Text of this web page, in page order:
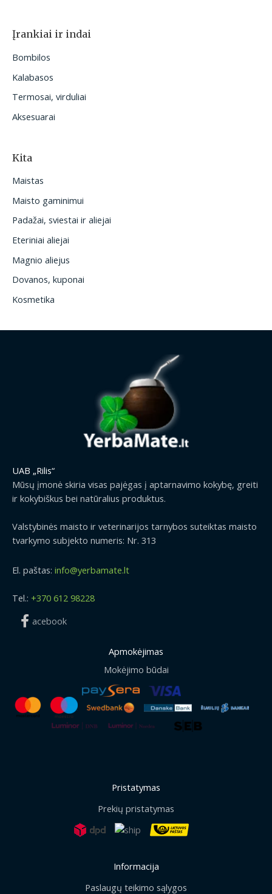
Įrankiai ir indai
Bombilos
Kalabasos
Termosai, virduliai
Aksesuarai
Kita
Maistas
Maisto gaminimui
Padažai, sviestai ir aliejai
Eteriniai aliejai
Magnio aliejus
Dovanos, kuponai
Kosmetika
UAB „Rilis“
Mūsų įmonė skiria visas pajėgas į aptarnavimo kokybę, greiti
ir kokybiškus bei natūralius produktus.
Valstybinės maisto ir veterinarijos tarnybos suteiktas maisto
tvarkymo subjekto numeris: Nr. 313
El. paštas: info@yerbamate.lt
Tel.: +370 612 98228
acebook
Apmokėjimas
Mokėjimo būdai
Pristatymas
Prekių pristatymas
Informacija
Paslaugų teikimo sąlygos